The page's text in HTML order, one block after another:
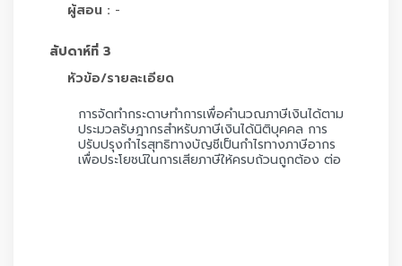
ผู้สอน : -
สัปดาห์ที่ 3
หัวข้อ/รายละเอียด